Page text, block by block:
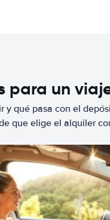
para un
y qué pasa con el
que elige el alquiler